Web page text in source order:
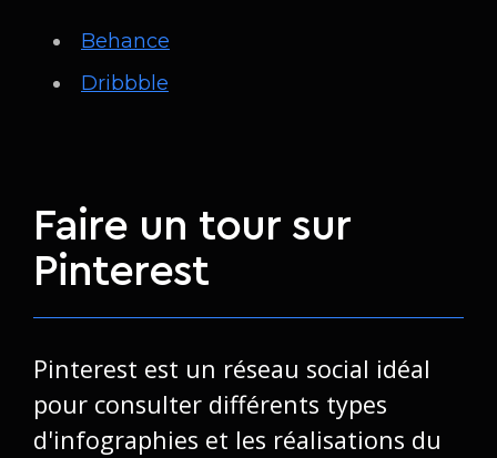
Behance
Dribbble
Faire un tour sur
Pinterest
Pinterest est un réseau social idéal
pour consulter différents types
d'infographies et les réalisations du